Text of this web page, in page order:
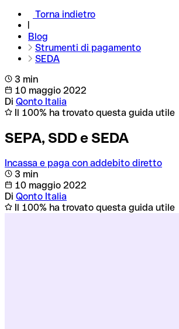
Torna indietro
Blog
Strumenti di pagamento
SEDA
3 min
10 maggio 2022
Di Qonto Italia
Il 100% ha trovato questa guida utile
SEPA, SDD e SEDA
Incassa e paga con addebito diretto
3 min
10 maggio 2022
Di Qonto Italia
Il 100% ha trovato questa guida utile